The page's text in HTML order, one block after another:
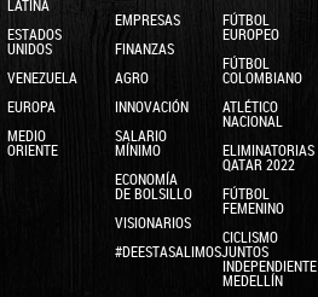
LATINA
ESTADOS
UNIDOS
VENEZUELA
EUROPA
MEDIO
ORIENTE
EMPRESAS
FINANZAS
AGRO
INNOVACIÓN
SALARIO
MÍNIMO
ECONOMÍA
DE BOLSILLO
VISIONARIOS
#DEESTASALIMOSJUNTOS
FÚTBOL
EUROPEO
FÚTBOL
COLOMBIANO
ATLÉTICO
NACIONAL
ELIMINATORIAS
QATAR 2022
FÚTBOL
FEMENINO
CICLISMO
INDEPENDIENTE
MEDELLÍN